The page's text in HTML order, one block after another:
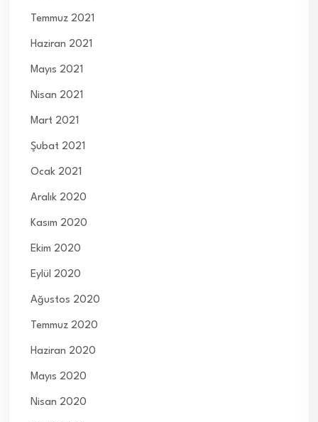
Temmuz 2021
Haziran 2021
Mayıs 2021
Nisan 2021
Mart 2021
Şubat 2021
Ocak 2021
Aralık 2020
Kasım 2020
Ekim 2020
Eylül 2020
Ağustos 2020
Temmuz 2020
Haziran 2020
Mayıs 2020
Nisan 2020